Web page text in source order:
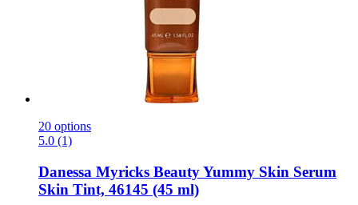
20 options
5.0 (1)
Danessa Myricks BeautyYummy Skin Serum
Skin Tint, 46145 (45 ml)